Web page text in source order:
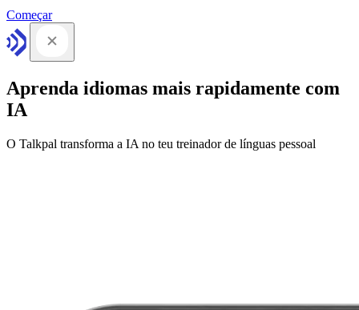
Começar
Aprenda idiomas mais rapidamente com
IA
O Talkpal transforma a IA no teu treinador de línguas pessoal